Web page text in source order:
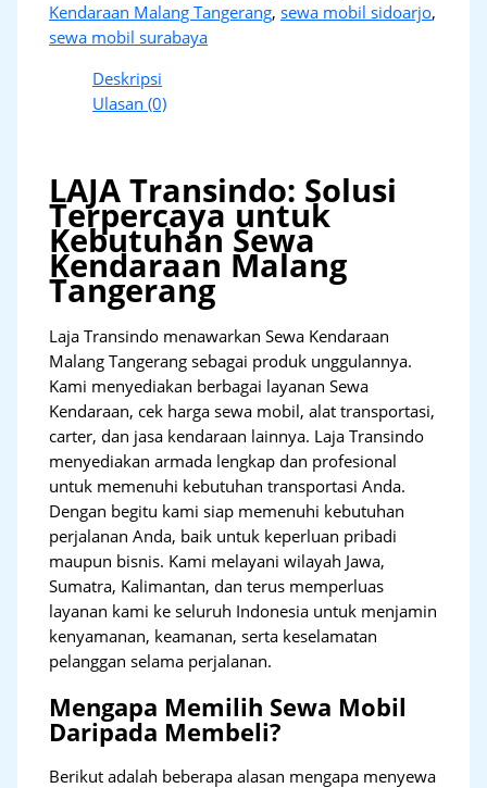
Kendaraan Malang Tangerang,sewa mobil sidoarjo,
sewa mobil surabaya
Deskripsi
Ulasan (0)
LAJA Transindo: Solusi
Terpercaya untuk
Kebutuhan Sewa
Kendaraan Malang
Tangerang
Laja Transindo menawarkan Sewa Kendaraan
Malang Tangerang sebagai produk unggulannya.
Kami menyediakan berbagai layanan Sewa
Kendaraan, cek harga sewa mobil, alat transportasi,
carter, dan jasa kendaraan lainnya. Laja Transindo
menyediakan armada lengkap dan profesional
untuk memenuhi kebutuhan transportasi Anda.
Dengan begitu kami siap memenuhi kebutuhan
perjalanan Anda, baik untuk keperluan pribadi
maupun bisnis. Kami melayani wilayah Jawa,
Sumatra, Kalimantan, dan terus memperluas
layanan kami ke seluruh Indonesia untuk menjamin
kenyamanan, keamanan, serta keselamatan
pelanggan selama perjalanan.
Mengapa Memilih Sewa Mobil
Daripada Membeli?
Berikut adalah beberapa alasan mengapa menyewa